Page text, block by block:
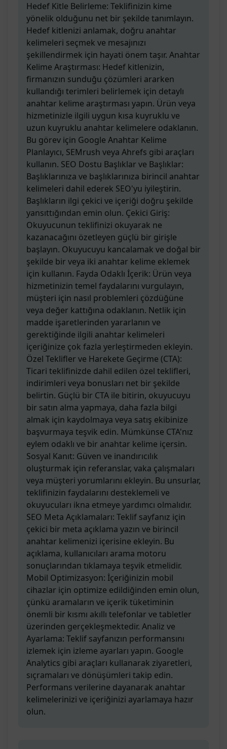
Hedef Kitle Belirleme: Teklifinizin kime
yönelik olduğunu net bir şekilde tanımlayın.
Hedef kitlenizi anlamak, doğru anahtar
kelimeleri seçmek ve mesajınızı
şekillendirmek için hayati önem taşır. Anahtar
Kelime Araştırması: Hedef kitlenizin,
firmanızın sunduğu çözümleri ararken
kullandığı terimleri belirlemek için detaylı
anahtar kelime araştırması yapın. Ürün veya
hizmetinizle ilgili uygun kısa kuyruklu ve
uzun kuyruklu anahtar kelimelere odaklanın.
Bu görev için Google Anahtar Kelime
Planlayıcı, SEMrush veya Ahrefs gibi araçları
kullanın. SEO Dostu Başlıklar ve Başlıklar:
Başlıklarınıza ve başlıklarınıza birincil anahtar
kelimeleri dahil ederek SEO'yu iyileştirin.
Başlıkların ilgi çekici ve içeriği doğru şekilde
yansıttığından emin olun. Çekici Giriş:
Okuyucunun teklifinizi okuyarak ne
kazanacağını özetleyen güçlü bir girişle
başlayın. Okuyucuyu kancalamak ve doğal bir
şekilde bir veya iki anahtar kelime eklemek
için kullanın. Fayda Odaklı İçerik: Ürün veya
hizmetinizin temel faydalarını vurgulayın,
müşteri için nasıl problemleri çözdüğüne
veya değer kattığına odaklanın. Netlik için
madde işaretlerinden yararlanın ve
gerektiğinde ilgili anahtar kelimeleri
içeriğinize çok fazla yerleştirmeden ekleyin.
Özel Teklifler ve Harekete Geçirme (CTA):
Ticari teklifinizde dahil edilen özel teklifleri,
indirimleri veya bonusları net bir şekilde
belirtin. Güçlü bir CTA ile bitirin, okuyucuyu
bir satın alma yapmaya, daha fazla bilgi
almak için kaydolmaya veya satış ekibinize
başvurmaya teşvik edin. Mümkünse CTA'nız
eylem odaklı ve bir anahtar kelime içersin.
Sosyal Kanıt: Güven ve inandırıcılık
oluşturmak için referanslar, vaka çalışmaları
veya müşteri yorumlarını ekleyin. Bu unsurlar,
teklifinizin faydalarını desteklemeli ve
okuyucuları ikna etmeye yardımcı olmalıdır.
SEO Meta Açıklamaları: Teklif sayfanız için
çekici bir meta açıklama yazın ve birincil
anahtar kelimenizi içerisine ekleyin. Bu
açıklama, kullanıcıları arama motoru
sonuçlarından tıklamaya teşvik etmelidir.
Mobil Optimizasyon: İçeriğinizin mobil
cihazlar için optimize edildiğinden emin olun,
çünkü aramaların ve içerik tüketiminin
önemli bir kısmı akıllı telefonlar ve tabletler
üzerinden gerçekleşmektedir. Analiz ve
Ayarlama: Teklif sayfanızın performansını
izlemek için izleme ayarları yapın. Google
Analytics gibi araçları kullanarak ziyaretleri,
sıçramaları ve dönüşümleri takip edin.
Performans verilerine dayanarak anahtar
kelimelerinizi ve içeriğinizi ayarlamaya hazır
olun.